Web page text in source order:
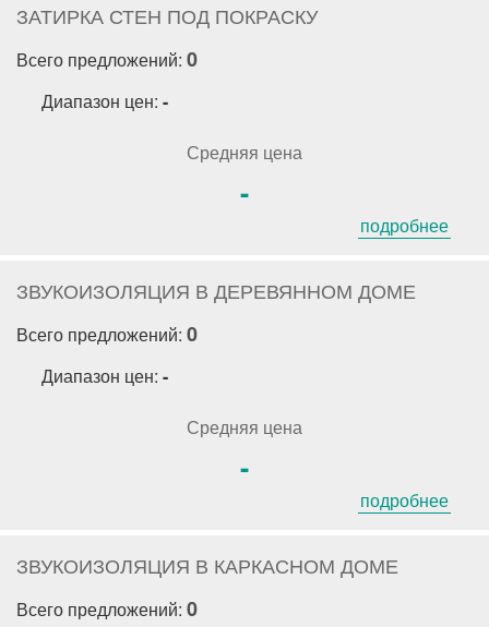
ЗАТИРКА СТЕН ПОД ПОКРАСКУ
Всего предложений: 0
Диапазон цен: -
Средняя цена
-
подробнее
ЗВУКОИЗОЛЯЦИЯ В ДЕРЕВЯННОМ ДОМЕ
Всего предложений: 0
Диапазон цен: -
Средняя цена
-
подробнее
ЗВУКОИЗОЛЯЦИЯ В КАРКАСНОМ ДОМЕ
Всего предложений: 0